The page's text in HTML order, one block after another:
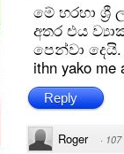
මේ හරහා
අතර එය
පෙන්වා දෙයි.
ithn yako me
Reply
Roger ·